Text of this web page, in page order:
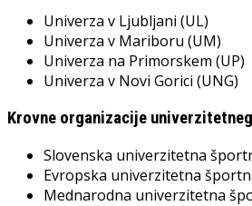
Univerza v Ljubljani (UL)
Univerza v Mariboru (UM)
Univerza na Primorskem (UP)
Univerza v Novi Gorici (UNG)
Krovne organizacije
Slovenska univerzitetna
Evropska univerzitetna
Mednarodna univerzitetna